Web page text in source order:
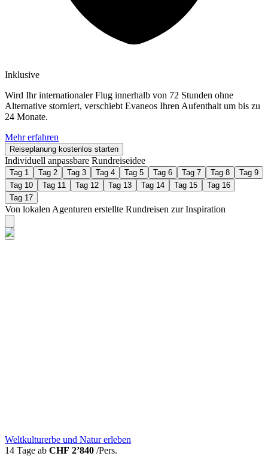
Inklusive
Wird Ihr internationaler Flug innerhalb von 72 Stunden ohne
Alternative storniert, verschiebt Evaneos Ihren Aufenthalt um bis zu
24 Monate.
Mehr erfahren
Reiseplanung kostenlos starten
Individuell anpassbare Rundreiseidee
Tag 1 Tag 2 Tag 3 Tag 4 Tag 5 Tag 6 Tag 7 Tag 8
Tag 9
Tag 10
Tag 11 Tag 12 Tag 13 Tag 14 Tag 15
Tag 16
Tag 17
Von lokalen Agenturen erstellte Rundreisen zur Inspiration
Weltkulturerbe und Natur erleben
14 Tage ab CHF 2’840 /Pers.